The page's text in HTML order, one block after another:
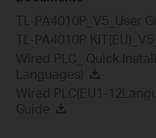
TL-PA4010P_V5_User
TL-PA4010P
Wired PLC_ Quick
Languages)
Wired PLC(EU1-
Guide